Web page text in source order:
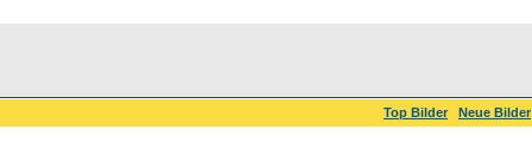
Top Bilder Neue Bilder